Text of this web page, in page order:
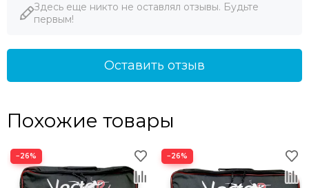
Здесь еще никто не оставлял отзывы. Будьте
первым!
Оставить отзыв
Похожие товары
−26% −26%